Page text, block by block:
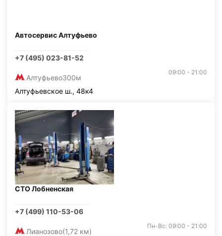
Автосервис Алтуфьево
+7 (495) 023-81-52
Алтуфьево300м
09:00 - 21:00
Алтуфьевское ш., 48к4
СТО Лобненская
+7 (499) 110-53-06
Лианозово(1,72 км)
Пн-Вс: 09:00 - 21:00